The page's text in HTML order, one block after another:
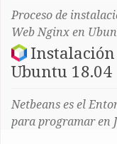
Proceso de
Web Nginx en
Instalación
Ubuntu 18.04
Netbeans es el
para programar en